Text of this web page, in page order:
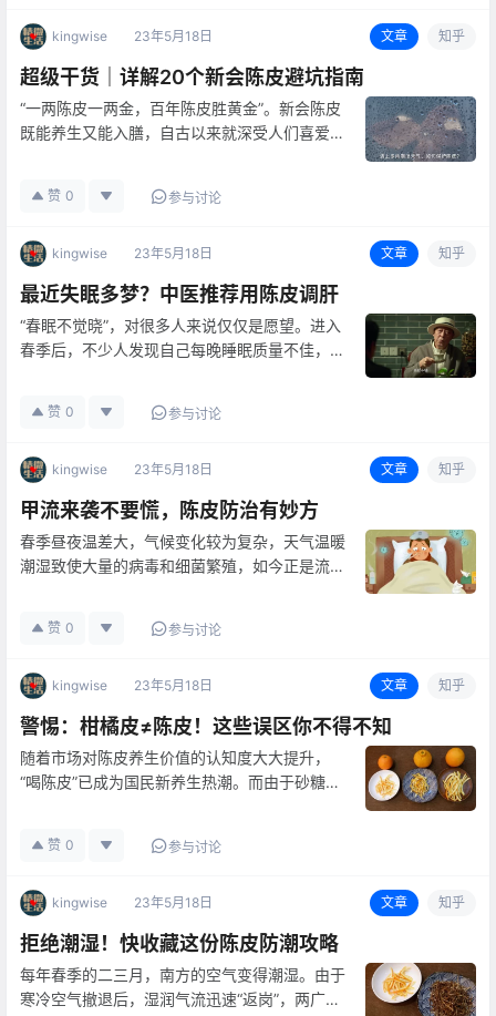
kingwise 23年5月18日 文章 知乎
超级干货｜详解20个新会陈皮避坑指南
“一两陈皮一两金，百年陈皮胜黄金”。新会陈皮
既能养生又能入膳，自古以来就深受人们喜爱。
我买的新会陈皮是不是正宗的？ 陈皮越薄还是
赞 0 参与讨论
kingwise 23年5月18日 文章 知乎
最近失眠多梦？中医推荐用陈皮调肝
“春眠不觉晓”，对很多人来说仅仅是愿望。进入
春季后，不少人发现自己每晚睡眠质量不佳，出
害健康。而探其原因，多与“肝”有关。 中医认
赞 0 参与讨论
kingwise 23年5月18日 文章 知乎
甲流来袭不要慌，陈皮防治有妙方
春季昼夜温差大，气候变化较为复杂，天气温暖
潮湿致使大量的病毒和细菌繁殖，如今正是流感
亚型所致的，虽有部分省份流感活动高峰已经出
赞 0 参与讨论
kingwise 23年5月18日 文章 知乎
警惕：柑橘皮≠陈皮！这些误区你不得不知
随着市场对陈皮养生价值的认知度大大提升，
“喝陈皮”已成为国民新养生热潮。而由于砂糖
成“陈皮”效果肯定都不差，还不浪费呢！且慢，
赞 0 参与讨论
kingwise 23年5月18日 文章 知乎
拒绝潮湿！快收藏这份陈皮防潮攻略
每年春季的二三月，南方的空气变得潮湿。由于
寒冷空气撤退后，湿润气流迅速“返岗”，两广地